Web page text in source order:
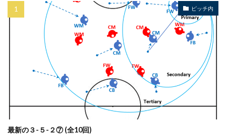
ピッチ内
最新の３-５-２⑦ (全10回)